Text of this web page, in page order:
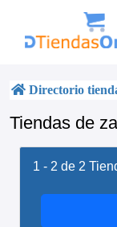
Directorio
Tiendas de
1 - 2 de 2